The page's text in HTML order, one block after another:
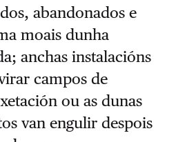
abandonados e
moais dunha
anchas instalacións
campos de
ou as dunas
van engulir despois